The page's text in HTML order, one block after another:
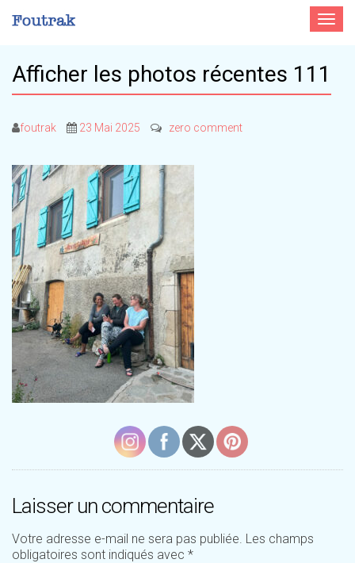
Toggle
Afficher les photos récentes 111
foutrak 23 Mai 2025 zero comment
Laisser un commentaire
Votre adresse e-mail ne sera pas publiée. Les champs
obligatoires sont indiqués avec *